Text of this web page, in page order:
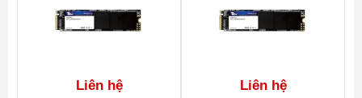
Liên hệ Liên hệ